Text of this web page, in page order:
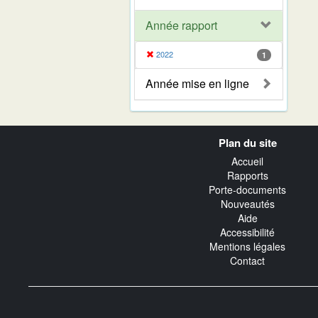
Année rapport
2022 1
Année mise en ligne
Plan du site
Accueil
Rapports
Porte-documents
Nouveautés
Aide
Accessibilité
Mentions légales
Contact